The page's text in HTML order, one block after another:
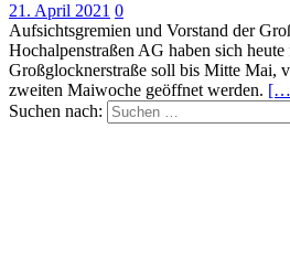
21. April 2021 0
Aufsichtsgremien und Vorstand der
Hochalpenstraßen AG haben sich heute
Großglocknerstraße soll bis Mitte Mai,
zweiten Maiwoche geöffnet werden.
Suchen nach: